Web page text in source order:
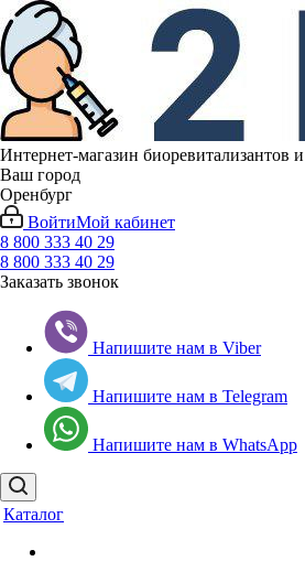
Интернет-магазин биоревитализантов
Ваш город
Оренбург
ВойтиМой кабинет
8 800 333 40 29
8 800 333 40 29
Заказать звонок
Напишите нам в Viber
Напишите нам в Telegram
Напишите нам в WhatsApp
Каталог